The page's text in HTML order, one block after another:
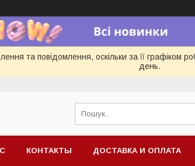
та повідомлення, оскільки за її графіком
день.
КОНТАКТЫ ДОСТАВКА И ОПЛАТА